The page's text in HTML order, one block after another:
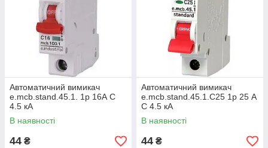
Автоматичний вимикач
e.mcb.stand.45.1. 1р 16А C
4.5 кА
В наявності
44 ₴
Автоматичний вимикач
e.mcb.stand.45.1.C25 1р 25 А
C 4.5 кА
В наявності
44 ₴